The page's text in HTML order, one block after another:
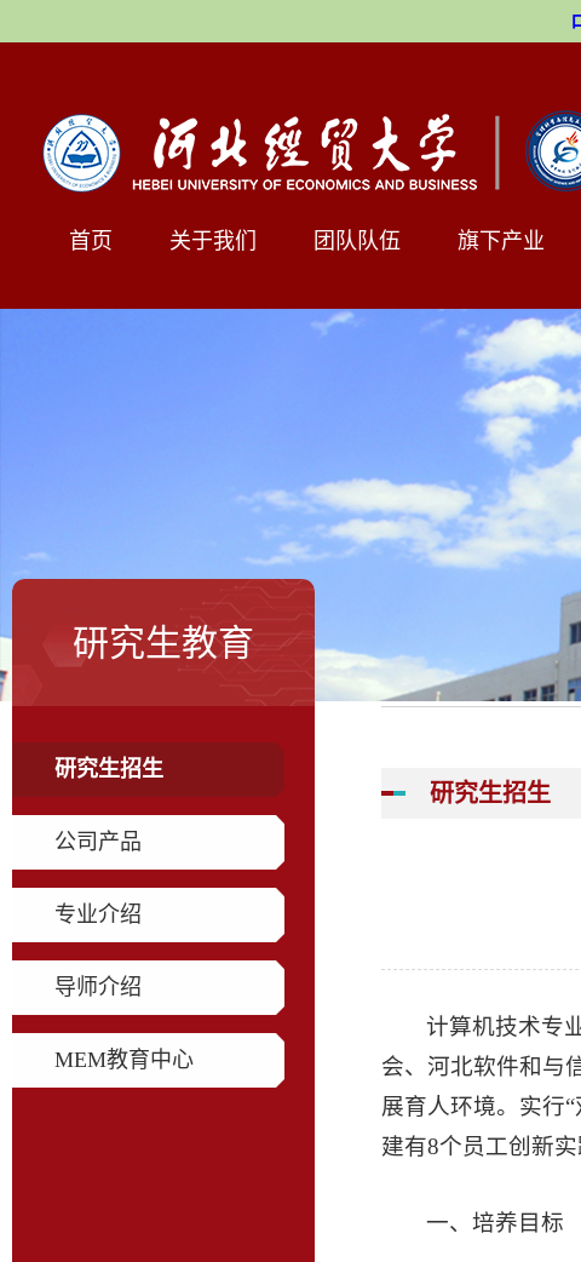
首页 关于我们 团队队伍 旗下产业
研究生教育
研究生招生
公司产品
专业介绍
导师介绍
MEM教育中心
研究生招生
计算机技术专
会、河北软件和与
展育人环境。实行
建有8个员工创新
一、培养目标